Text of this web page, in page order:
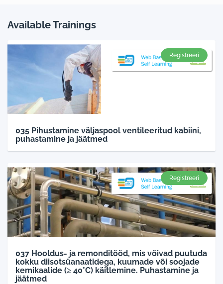
Available Trainings
Registreeri
035 Pihustamine väljaspool ventileeritud kabiini,
puhastamine ja jäätmed
Registreeri
037 Hooldus- ja remonditööd, mis võivad puutuda
kokku diisotsüanaatidega, kuumade või soojade
kemikaalide (≥ 40°C) käitlemine. Puhastamine ja
jäätmed